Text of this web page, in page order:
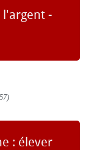
l'argent -
: élever